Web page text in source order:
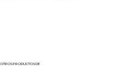
OTROS PRODUCTOS DE